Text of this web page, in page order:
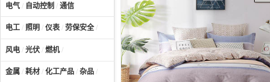
电气 / 自动控制 / 通信
电工 / 照明 / 仪表 / 劳保安全 /
风电 / 光伏 / 燃机/
金属 / 耗材 / 化工产品 / 杂品 /